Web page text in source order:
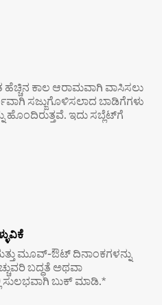
ಹೆಚ್ಚಿನ ಕಾಲ ಆರಾಮವಾಗಿ ವಾಸಿಸಲು
ಸಜ್ಜುಗೊಳಿಸಲಾದ ಬಾಡಿಗೆಗಳು
ಹೊಂದಿರುತ್ತವೆ. ಇದು ಸಬ್ಲೆಟ್‌ಗೆ
ಮೂವ್-ಔಟ್ ದಿನಾಂಕಗಳನ್ನು
ಬದ್ಧತೆ ಅಥವಾ
ಸುಲಭವಾಗಿ ಬುಕ್ ಮಾಡಿ.*